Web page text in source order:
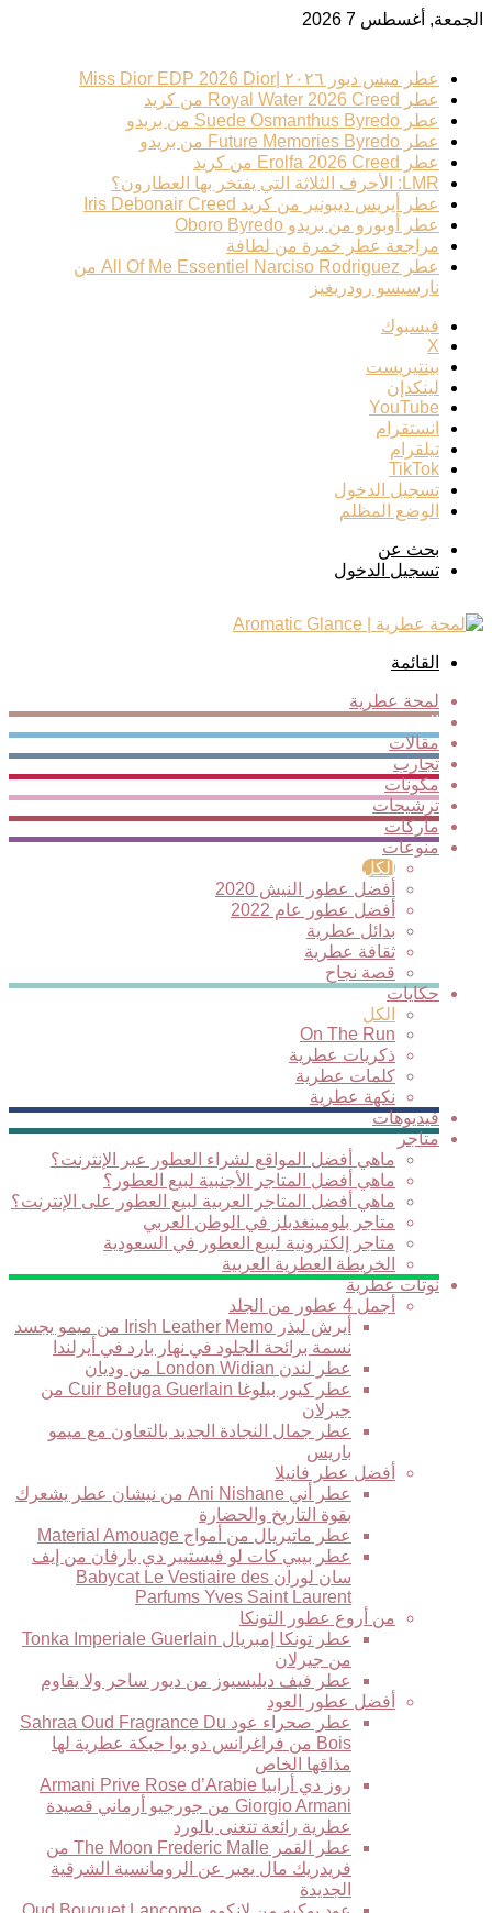
الجمعة, أغسطس 7 2026
عطر ميس ديور ٢٠٢٦ |Miss Dior EDP 2026 Dior
عطر Royal Water 2026 Creed من كريد
عطر Suede Osmanthus Byredo من بريدو
عطر Future Memories Byredo من بريدو
عطر Erolfa 2026 Creed من كريد
LMR: الأحرف الثلاثة التي يفتخر بها العطارون؟
عطر أيريس ديبونير من كريد Iris Debonair Creed
عطر أوبورو من بريدو Oboro Byredo
مراجعة عطر خمرة من لطافة
عطر All Of Me Essentiel Narciso Rodriguez من
نارسيسو رودريغيز
فيسبوك
‫X
بينتيريست
لينكدإن
‫YouTube
انستقرام
تيلقرام
‫TikTok
تسجيل الدخول
الوضع المظلم
بحث عن
تسجيل الدخول
القائمة
لمحة عطرية
الجديد
مقالات
تجارب
مكونات
ترشيحات
ماركات
منوعات
الكل
أفضل عطور النيش 2020
أفضل عطور عام 2022
بدائل عطرية
ثقافة عطرية
قصة نجاح
حكايات
الكل
On The Run
ذكريات عطرية
كلمات عطرية
نكهة عطرية
فيديوهات
متاجر
ماهي أفضل المواقع لشراء العطور عبر الإنترنت؟
ماهي أفضل المتاجر الأجنبية لبيع العطور؟
ماهي أفضل المتاجر العربية لبيع العطور على الإنترنت؟
متاجر بلومينغديلز في الوطن العربي
متاجر إلكترونية لبيع العطور في السعودية
الخريطة العطرية العربية
نوتات عطرية
أجمل 4 عطور من الجلد
أيرش ليذر Irish Leather Memo من ميمو يجسد
نسمة برائحة الجلود في نهار بارد في أيرلندا
عطر لندن London Widian من وديان
عطر كيور بيلوغا Cuir Beluga Guerlain من
جيرلان
عطر جمال النجادة الجديد بالتعاون مع ميمو
باريس
أفضل عطر فانيلا
عطر أني Ani Nishane من نيشان عطر يشعرك
بقوة التاريخ والحضارة
عطر ماتيريال من أمواج Material Amouage
عطر بيبي كات لو فيستيير دي بارفان من إيف
سان لوران Babycat Le Vestiaire des
Parfums Yves Saint Laurent
من أروع عطور التونكا
عطر تونكا إمبريال Tonka Imperiale Guerlain
من جيرلان
عطر فيف ديليسيوز من ديور ساحر ولا يقاوم
أفضل عطور العود
عطر صحراء عود Sahraa Oud Fragrance Du
Bois من فراغرانس دو بوا حبكة عطرية لها
مذاقها الخاص
روز دي أرابيا Armani Prive Rose d’Arabie
Giorgio Armani من جورجيو أرماني قصيدة
عطرية رائعة تتغنى بالورد
عطر القمر The Moon Frederic Malle من
فريدريك مال يعبر عن الرومانسية الشرقية
الجديدة